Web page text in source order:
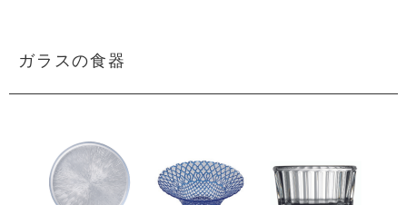
ガラスの食器